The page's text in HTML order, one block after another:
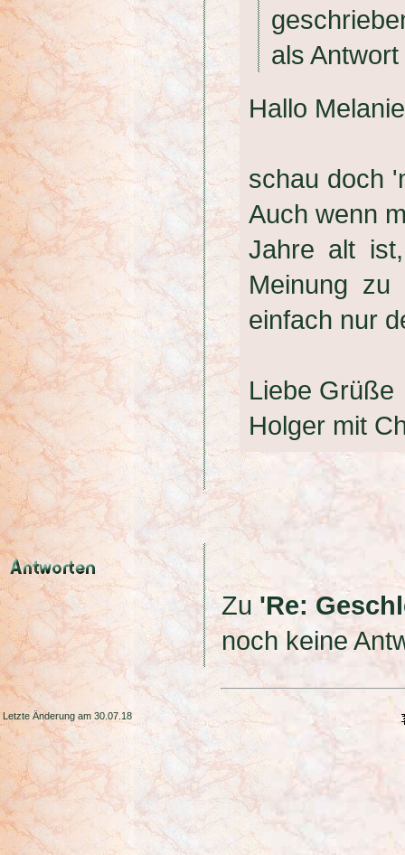
als
Hallo
schau doch
Auch wenn
Jahre alt
Meinung zu
einfach nur
Liebe Grüße
Holger mit
Zu'Re:
noch keine
Letzte Änderung am 30.07.18